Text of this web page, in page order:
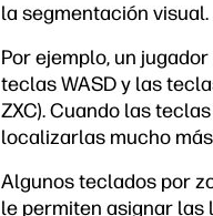
la segmentación visual.
Por ejemplo, un
teclas WASD y las
ZXC). Cuando las
localizarlas mucho
Algunos teclados por
le permiten asignar las